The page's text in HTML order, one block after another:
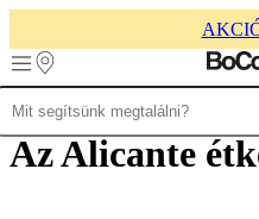
Termékek KanapékSzékek
kollekciókTáblázatgyűjtemények
Az Alicante